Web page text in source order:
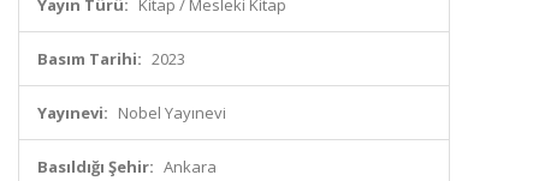
Yayın Türü: Kitap / Mesleki Kitap
Basım Tarihi: 2023
Yayınevi: Nobel Yayınevi
Basıldığı Şehir: Ankara